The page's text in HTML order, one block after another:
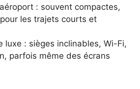
: souvent compactes,
les trajets courts et
luxe : sièges inclinables, Wi-Fi,
parfois même des écrans